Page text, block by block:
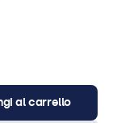
al carrello